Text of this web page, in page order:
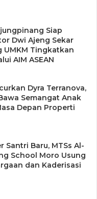
Siap
Dwi Ajeng Sekar
UMKM Tingkatkan
AIM ASEAN
Dyra Terranova,
Semangat Anak
Depan Properti
Santri Baru, MTSs Al-
School Moro Usung
dan Kaderisasi